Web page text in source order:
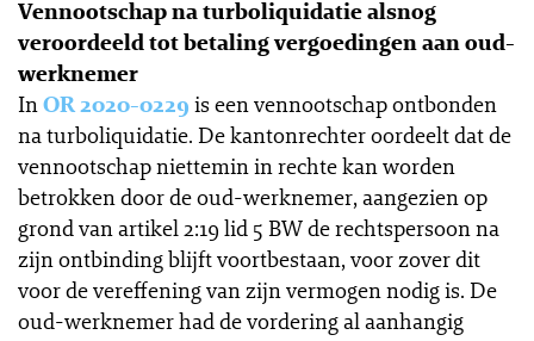
Vennootschap na turboliquidatie alsnog
veroordeeld tot betaling vergoedingen aan oud-
werknemer
InOR 2020-0229 is een vennootschap ontbonden
na turboliquidatie. De kantonrechter oordeelt dat de
vennootschap niettemin in rechte kan worden
betrokken door de oud-werknemer, aangezien op
grond van artikel 2:19 lid 5 BW de rechtspersoon na
zijn ontbinding blijft voortbestaan, voor zover dit
voor de vereffening van zijn vermogen nodig is. De
oud-werknemer had de vordering al aanhangig